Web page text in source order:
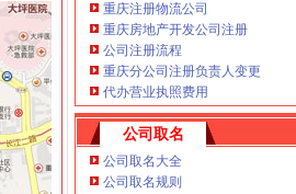
|地理位置|交通状况|公交车|楼盘价格|
搜学网
？_商品房_土巴兔问吧
走？-住哪网
家安静装修别致,重庆渝中上清寺枣
重庆注册物流公司
重庆房地产开发公司注册
公司注册流程
重庆分公司注册负责人变更
代办营业执照费用
公司取名
公司取名大全
公司取名规则